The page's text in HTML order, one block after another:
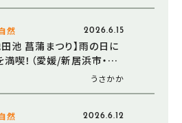
然 2026.6.15
池 菖蒲まつり】雨の日に
満喫！（愛媛/新居浜市・お
うさかか
然 2026.6.12